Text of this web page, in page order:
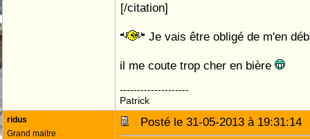
[/citation]
Je vais être obligé de m'en
il me coute trop cher en bière
--------------------
Patrick
ridus
Grand maitre
Posté le 31-05-2013 à